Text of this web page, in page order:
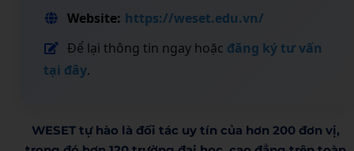
Website: https://weset.edu.vn/
Để lại thông tin ngay hoặc đăng ký tư vấn
tại đây.
WESET tự hào là đối tác uy tín của hơn 200 đơn vị,